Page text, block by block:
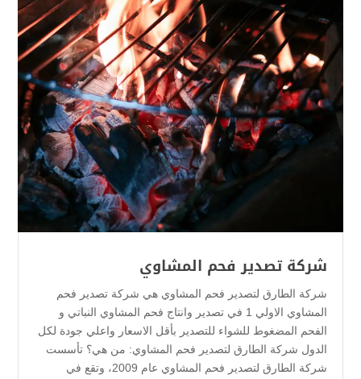
شركة تصدير فحم المشاوي
شركة الطارق لتصدير فحم المشاوي هي شركة تصدير فحم
المشاوي الاولي 1 في تصدير وانتاج فحم المشاوي النباتي و
الفحم المضغوط للشواء للتصدير بأقل الاسعار واعلي جودة لكل
الدول شركة الطارق لتصدير فحم المشاوي: من هي؟ تأسست
شركة الطارق لتصدير فحم المشاوي عام 2009، وتقع في